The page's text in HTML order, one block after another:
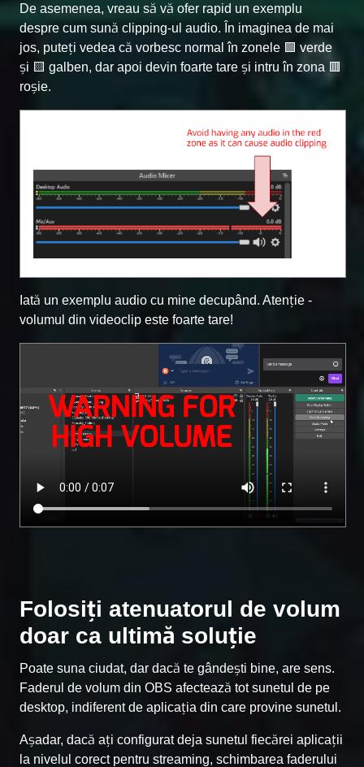
De asemenea, vreau să vă ofer rapid un exemplu
despre cum sună clipping-ul audio. În imaginea de mai
jos, puteți vedea că vorbesc normal în zonele 🟩 verde
și 🟨 galben, dar apoi devin foarte tare și intru în zona 🟥
roșie.
Iată un exemplu audio cu mine decupând. Atenție -
volumul din videoclip este foarte tare!
Folosiți atenuatorul de volum
doar ca ultimă soluție
Poate suna ciudat, dar dacă te gândești bine, are sens.
Faderul de volum din OBS afectează tot sunetul de pe
desktop, indiferent de aplicația din care provine sunetul.
Așadar, dacă ați configurat deja sunetul fiecărei aplicații
la nivelul corect pentru streaming, schimbarea faderului